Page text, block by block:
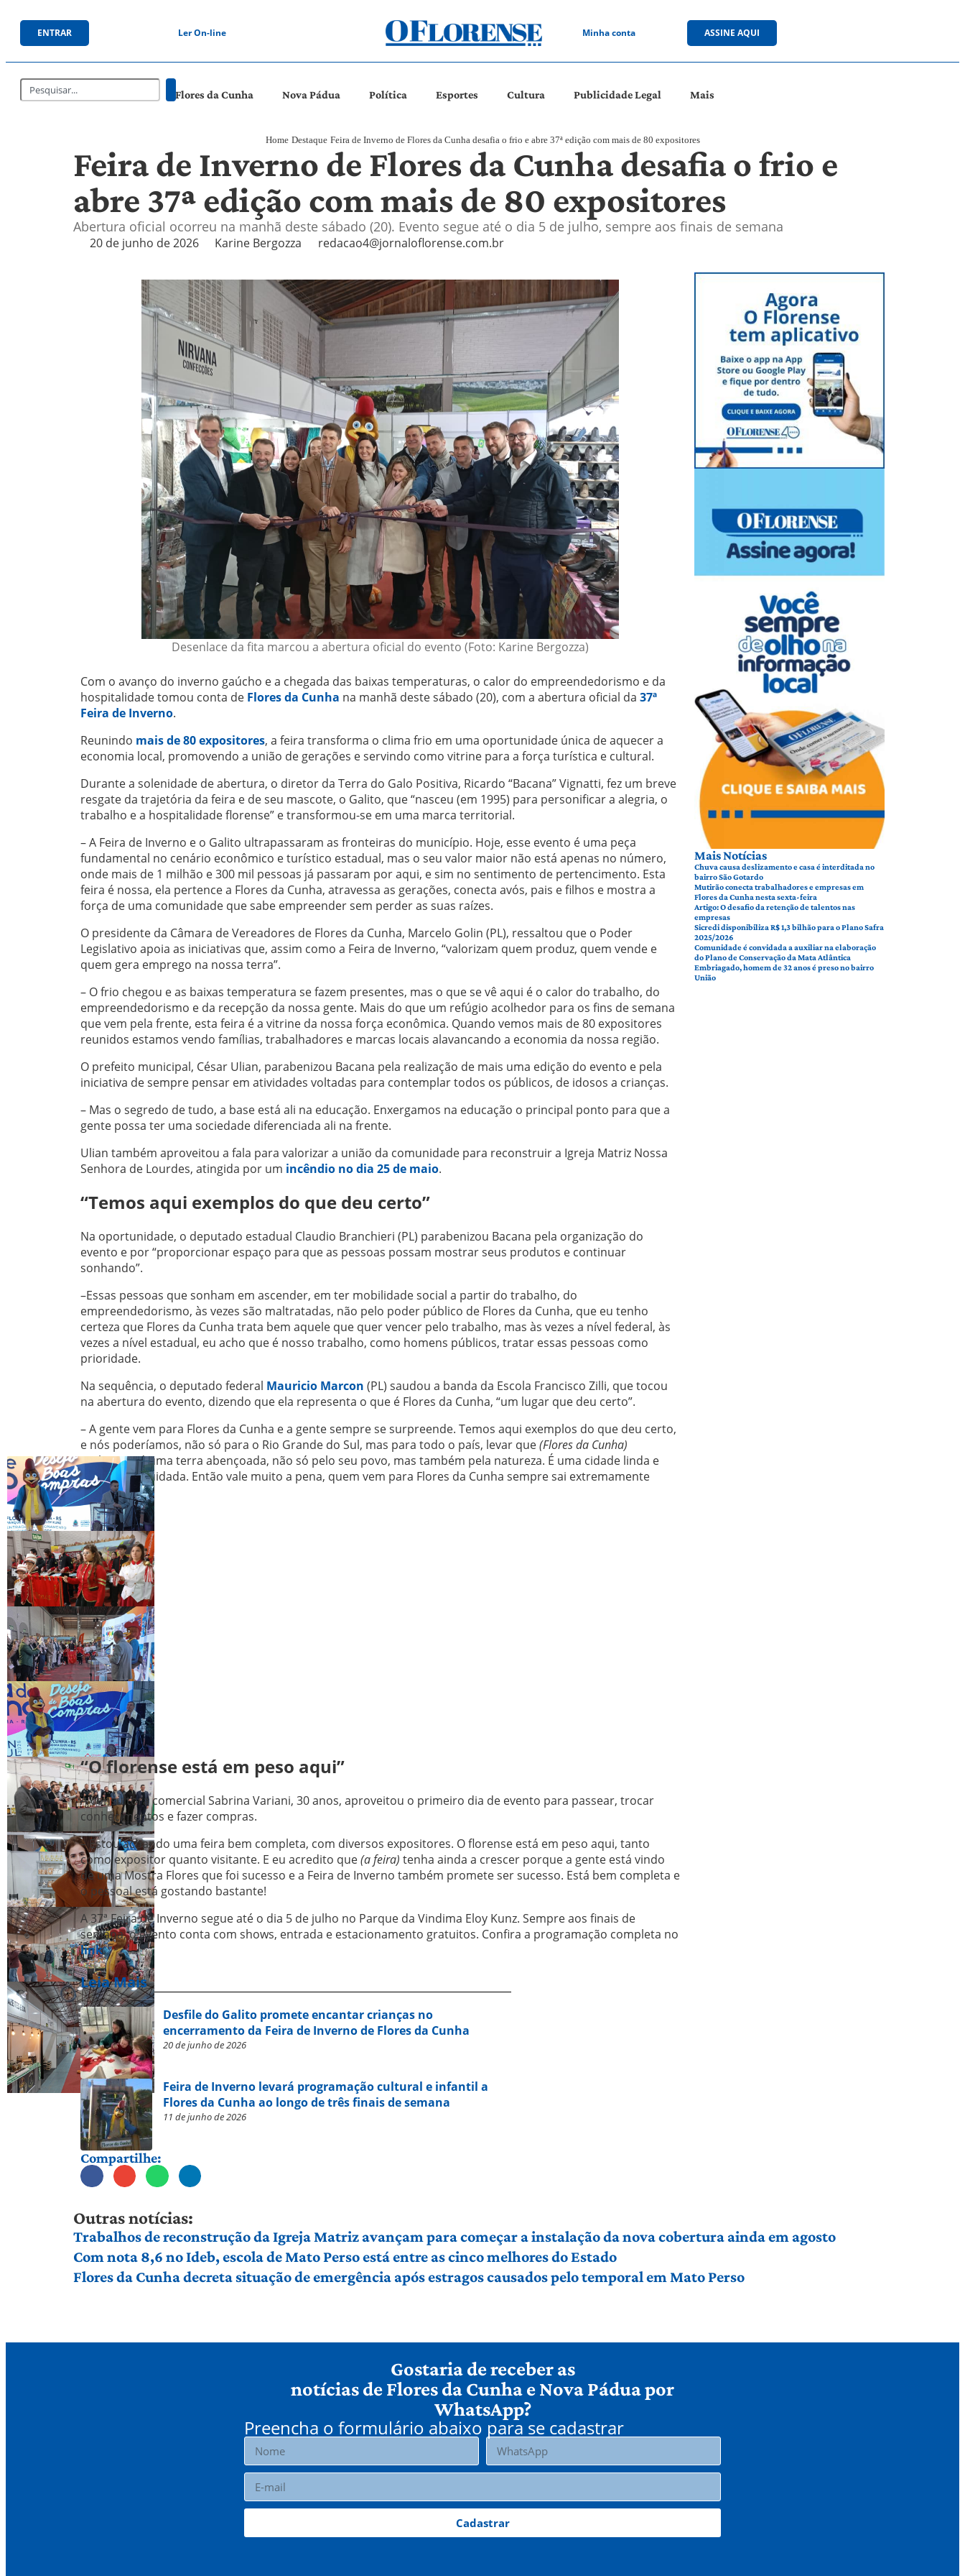
ENTRAR Ler On-line Minha conta ASSINE AQUI
Flores da Cunha Nova Pádua Política Esportes Cultura Publicidade Legal Mais
Home Destaque Feira de Inverno de Flores da Cunha desafia o frio e abre 37ª edição com mais de 80 expositores
Feira de Inverno de Flores da Cunha desafia o frio e
abre 37ª edição com mais de 80 expositores
Abertura oficial ocorreu na manhã deste sábado (20). Evento segue até o dia 5 de julho, sempre aos finais de semana
20 de junho de 2026 Karine Bergozza redacao4@jornaloflorense.com.br
Desenlace da fita marcou a abertura oficial do evento (Foto: Karine Bergozza)
Com o avanço do inverno gaúcho e a chegada das baixas temperaturas, o calor do empreendedorismo e da
hospitalidade tomou conta de Flores da Cunha na manhã deste sábado (20), com a abertura oficial da 37ª
Feira de Inverno.
Reunindo mais de 80 expositores, a feira transforma o clima frio em uma oportunidade única de aquecer a
economia local, promovendo a união de gerações e servindo como vitrine para a força turística e cultural.
Durante a solenidade de abertura, o diretor da Terra do Galo Positiva, Ricardo “Bacana” Vignatti, fez um breve
resgate da trajetória da feira e de seu mascote, o Galito, que “nasceu (em 1995) para personificar a alegria, o
trabalho e a hospitalidade florense” e transformou-se em uma marca territorial.
– A Feira de Inverno e o Galito ultrapassaram as fronteiras do município. Hoje, esse evento é uma peça
fundamental no cenário econômico e turístico estadual, mas o seu valor maior não está apenas no número,
onde mais de 1 milhão e 300 mil pessoas já passaram por aqui, e sim no sentimento de pertencimento. Esta
feira é nossa, ela pertence a Flores da Cunha, atravessa as gerações, conecta avós, pais e filhos e mostra a
força de uma comunidade que sabe empreender sem perder as suas raízes.
O presidente da Câmara de Vereadores de Flores da Cunha, Marcelo Golin (PL), ressaltou que o Poder
Legislativo apoia as iniciativas que, assim como a Feira de Inverno, “valorizam quem produz, quem vende e
quem gera emprego na nossa terra”.
– O frio chegou e as baixas temperatura se fazem presentes, mas o que se vê aqui é o calor do trabalho, do
empreendedorismo e da recepção da nossa gente. Mais do que um refúgio acolhedor para os fins de semana
que vem pela frente, esta feira é a vitrine da nossa força econômica. Quando vemos mais de 80 expositores
reunidos estamos vendo famílias, trabalhadores e marcas locais alavancando a economia da nossa região.
O prefeito municipal, César Ulian, parabenizou Bacana pela realização de mais uma edição do evento e pela
iniciativa de sempre pensar em atividades voltadas para contemplar todos os públicos, de idosos a crianças.
– Mas o segredo de tudo, a base está ali na educação. Enxergamos na educação o principal ponto para que a
gente possa ter uma sociedade diferenciada ali na frente.
Ulian também aproveitou a fala para valorizar a união da comunidade para reconstruir a Igreja Matriz Nossa
Senhora de Lourdes, atingida por um incêndio no dia 25 de maio.
“Temos aqui exemplos do que deu certo”
Na oportunidade, o deputado estadual Claudio Branchieri (PL) parabenizou Bacana pela organização do
evento e por “proporcionar espaço para que as pessoas possam mostrar seus produtos e continuar
sonhando”.
–Essas pessoas que sonham em ascender, em ter mobilidade social a partir do trabalho, do
empreendedorismo, às vezes são maltratadas, não pelo poder público de Flores da Cunha, que eu tenho
certeza que Flores da Cunha trata bem aquele que quer vencer pelo trabalho, mas às vezes a nível federal, às
vezes a nível estadual, eu acho que é nosso trabalho, como homens públicos, tratar essas pessoas como
prioridade.
Na sequência, o deputado federal Mauricio Marcon (PL) saudou a banda da Escola Francisco Zilli, que tocou
na abertura do evento, dizendo que ela representa o que é Flores da Cunha, “um lugar que deu certo”.
– A gente vem para Flores da Cunha e a gente sempre se surpreende. Temos aqui exemplos do que deu certo,
e nós poderíamos, não só para o Rio Grande do Sul, mas para todo o país, levar que(Flores da Cunha)
realmente é uma terra abençoada, não só pelo seu povo, mas também pela natureza. É uma cidade linda e
muito bem cuidada. Então vale muito a pena, quem vem para Flores da Cunha sempre sai extremamente
satisfeito.
“O florense está em peso aqui”
A consultora comercial Sabrina Variani, 30 anos, aproveitou o primeiro dia de evento para passear, trocar
conhecimentos e fazer compras.
– Estou achando uma feira bem completa, com diversos expositores. O florense está em peso aqui, tanto
como expositor quanto visitante. E eu acredito que(a feira) tenha ainda a crescer porque a gente está vindo
de uma Mostra Flores que foi sucesso e a Feira de Inverno também promete ser sucesso. Está bem completa e
o pessoal está gostando bastante!
A 37ª Feira de Inverno segue até o dia 5 de julho no Parque da Vindima Eloy Kunz. Sempre aos finais de
semana, o evento conta com shows, entrada e estacionamento gratuitos. Confira a programação completa no
link.
Leia Mais
Desfile do Galito promete encantar crianças no
encerramento da Feira de Inverno de Flores da Cunha
20 de junho de 2026
Feira de Inverno levará programação cultural e infantil a
Flores da Cunha ao longo de três finais de semana
11 de junho de 2026
Compartilhe:
Mais Notícias
Chuva causa deslizamento e casa é interditada no
bairro São Gotardo
Mutirão conecta trabalhadores e empresas em
Flores da Cunha nesta sexta-feira
Artigo: O desafio da retenção de talentos nas
empresas
Sicredi disponibiliza R$ 1,3 bilhão para o Plano Safra
2025/2026
Comunidade é convidada a auxiliar na elaboração
do Plano de Conservação da Mata Atlântica
Embriagado, homem de 32 anos é preso no bairro
União
Outras notícias:
Trabalhos de reconstrução da Igreja Matriz avançam para começar a instalação da nova cobertura ainda em agosto
Com nota 8,6 no Ideb, escola de Mato Perso está entre as cinco melhores do Estado
Flores da Cunha decreta situação de emergência após estragos causados pelo temporal em Mato Perso
Gostaria de receber as
notícias de Flores da Cunha e Nova Pádua por
WhatsApp?
Preencha o formulário abaixo para se cadastrar
Cadastrar